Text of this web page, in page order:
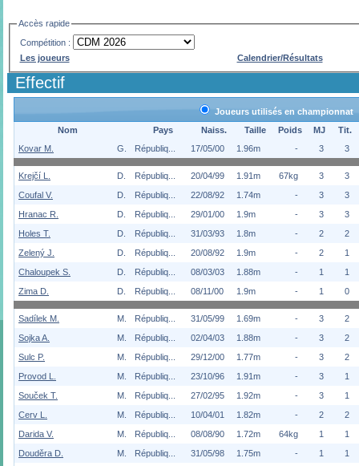
Accès rapide
Compétition :
Les joueurs
Calendrier/Résultats
Effectif
Joueurs utilisés en championnat
Nom
Pays Naiss. Taille Poids MJ
Tit.
Kovar M.
G. Républiq... 17/05/00 1.96m - 3 3
Krejčí L. D. Républiq... 20/04/99 1.91m 67kg 3
3
Coufal V.
D. Républiq... 22/08/92 1.74m - 3
3
Hranac R.
D. Républiq... 29/01/00 1.9m - 3
3
Holes T.
D. Républiq... 31/03/93 1.8m - 2
2
Zelený J.
D. Républiq... 20/08/92 1.9m - 2
1
Chaloupek S.
D. Républiq... 08/03/03 1.88m - 1
1
Zima D.
D. Républiq... 08/11/00 1.9m - 1 0
Sadílek M. M. Républiq... 31/05/99 1.69m - 3
2
Sojka A.
M. Républiq... 02/04/03 1.88m - 3
2
Sulc P.
M. Républiq... 29/12/00 1.77m - 3
2
Provod L.
M. Républiq... 23/10/96 1.91m - 3
1
Souček T.
M. Républiq... 27/02/95 1.92m - 3
1
Cerv L.
M. Républiq... 10/04/01 1.82m - 2
2
Darida V.
M. Républiq... 08/08/90 1.72m 64kg 1
1
Douděra D.
M. Républiq... 31/05/98 1.75m - 1
1